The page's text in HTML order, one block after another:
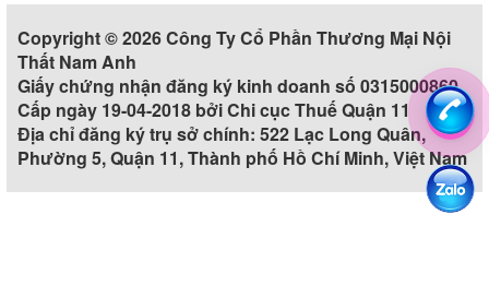
Copyright © 2026 Công Ty Cổ Phần Thương Mại Nội
Thất Nam Anh
Giấy chứng nhận đăng ký kinh doanh số 0315000860
Cấp ngày 19-04-2018 bởi Chi cục Thuế Quận 11
Địa chỉ đăng ký trụ sở chính: 522 Lạc Long Quân,
Phường 5, Quận 11, Thành phố Hồ Chí Minh, Việt Nam